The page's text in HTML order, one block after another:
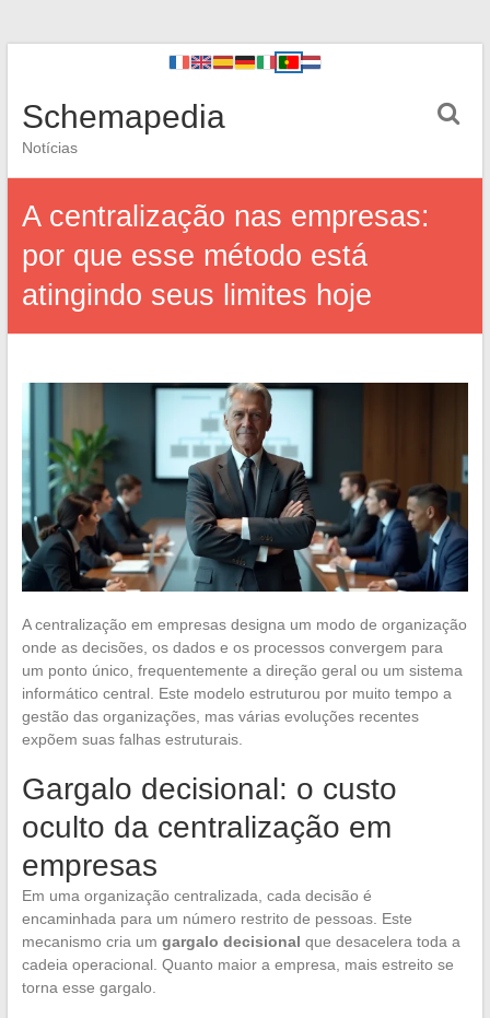
Schemapedia
Notícias
A centralização nas empresas:
por que esse método está
atingindo seus limites hoje
A centralização em empresas designa um modo de organização
onde as decisões, os dados e os processos convergem para
um ponto único, frequentemente a direção geral ou um sistema
informático central. Este modelo estruturou por muito tempo a
gestão das organizações, mas várias evoluções recentes
expõem suas falhas estruturais.
Gargalo decisional: o custo
oculto da centralização em
empresas
Em uma organização centralizada, cada decisão é
encaminhada para um número restrito de pessoas. Este
mecanismo cria um gargalo decisional que desacelera toda a
cadeia operacional. Quanto maior a empresa, mais estreito se
torna esse gargalo.